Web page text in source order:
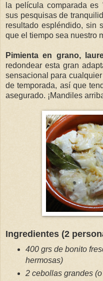
la película comparada es
sus pesquisas de
resultado espléndido, sin
que el tiempo sea nuestro
Pimienta en grano,
redondear esta gran
sensacional para cualquier
de temporada, así que
asegurado. ¡Mandiles
Ingredientes (2
400 grs de bonito
hermosas)
2 cebollas grandes